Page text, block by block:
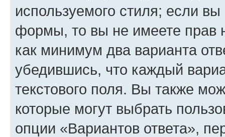
используемого стиля; если
формы, то вы не имеете прав
как минимум два варианта
убедившись, что каждый
текстового поля. Вы также
которые могут выбрать
опции «Вариантов ответа»,